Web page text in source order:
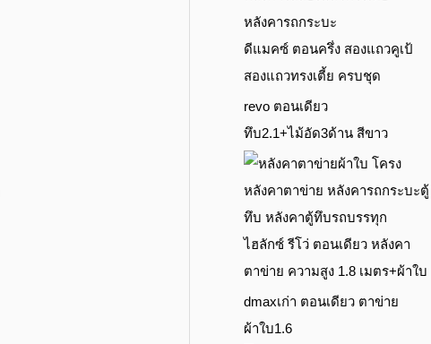
ดีแมคซ์ ตอนครึ่ง สองแถวคูเป้
สองแถวทรงเตี้ย ครบชุด
revo ตอนเดียว
ทึบ2.1+ไม้อัด3ด้าน สีขาว
ไฮลักซ์ รีโว่ ตอนเดียว หลังคา
ตาข่าย ความสูง 1.8 เมตร+ผ้าใบ
dmaxเก่า ตอนเดียว ตาข่าย
ผ้าใบ1.6